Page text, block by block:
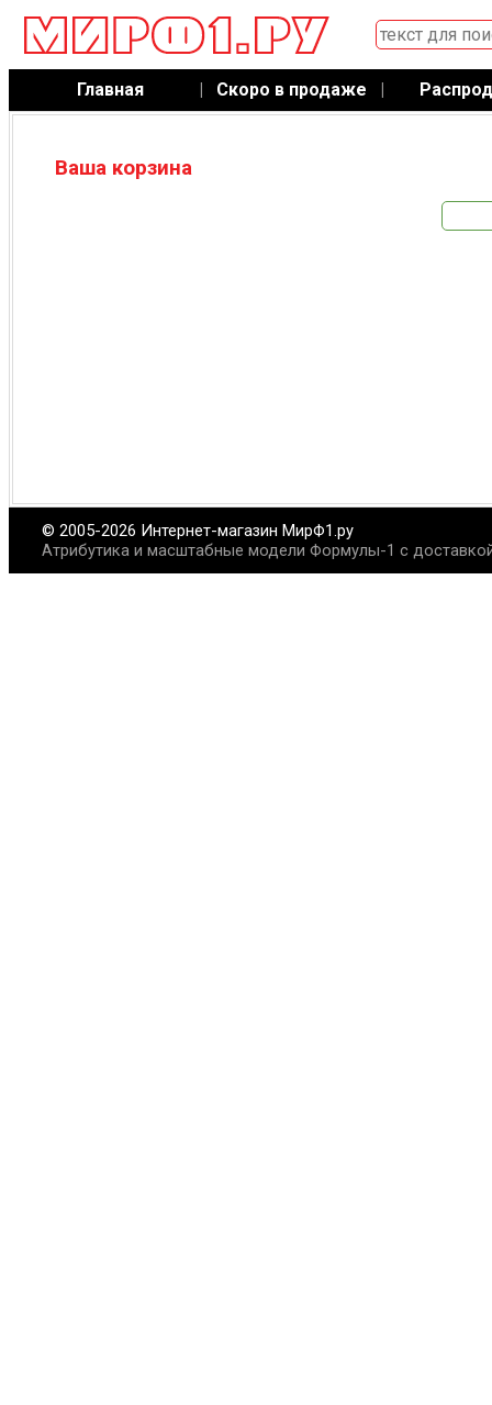
Главная | Скоро в продаже |
Ваша корзина
© 2005-2026 Интернет-магазин МирФ1.ру
Атрибутика и масштабные модели Формулы-1 с